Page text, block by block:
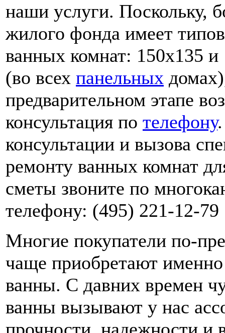
наши услуги. Поскольку,
жилого фонда имеет
ванных комнат: 150х135
(во всех панельных
предварительном этапе
консультация по телефону
консультации и вызова
ремонту ванных комнат
сметы звоните по
телефону: (495) 221-12-79
Многие покупатели по-
чаще приобретают
ванны. С давних времен
ванны вызывают у нас